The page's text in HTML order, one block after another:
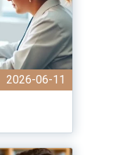
2026-06-11